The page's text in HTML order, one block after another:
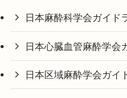
日本麻酔科学会ガイド
日本心臓血管麻酔学会
日本区域麻酔学会ガイ